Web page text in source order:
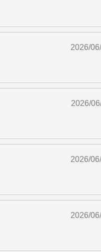
2026/
2026/
2026/
2026/